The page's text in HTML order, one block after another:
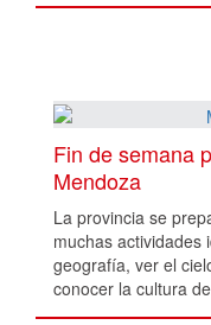
Fin de semana
Mendoza
La provincia se
muchas actividades
geografía, ver el
conocer la cultura
vinos, y celebrar en